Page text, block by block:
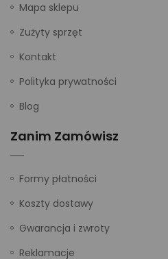
Mapa sklepu
Zużyty sprzęt
Kontakt
Polityka prywatności
Blog
Zanim Zamówisz
Formy płatności
Koszty dostawy
Gwarancja i zwroty
Reklamacje